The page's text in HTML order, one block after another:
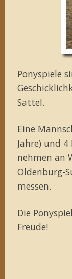
Ponyspiele
Sattel.
Eine
Jahre) und
nehmen an
Oldenburg-
messen.
Die
Freude!